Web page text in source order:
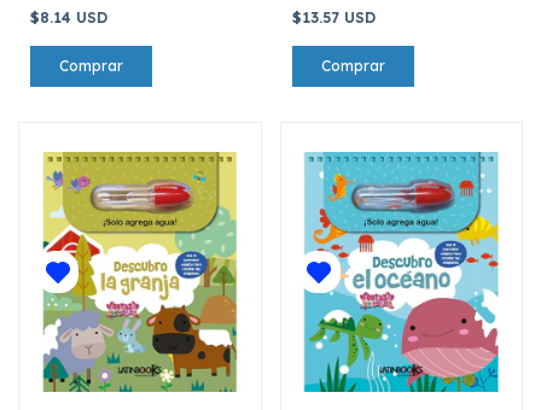
$8.14 USD $13.57 USD